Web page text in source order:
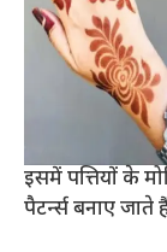
इसमें पत्तियों के
पैटर्न्स बनाए